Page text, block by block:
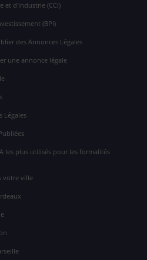
et d'Industrie (CCI)
(BPI)
des Annonces Légales
une annonce légale
Légales
les plus utilisés pour les formalités
votre ville